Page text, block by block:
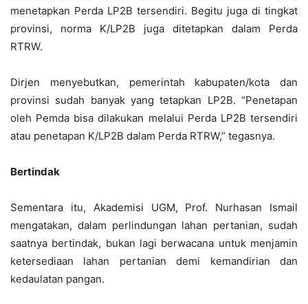
menetapkan Perda LP2B tersendiri. Begitu juga di tingkat
provinsi, norma K/LP2B juga ditetapkan dalam Perda
RTRW.
Dirjen menyebutkan, pemerintah kabupaten/kota dan
provinsi sudah banyak yang tetapkan LP2B. “Penetapan
oleh Pemda bisa dilakukan melalui Perda LP2B tersendiri
atau penetapan K/LP2B dalam Perda RTRW,” tegasnya.
Bertindak
Sementara itu, Akademisi UGM, Prof. Nurhasan Ismail
mengatakan, dalam perlindungan lahan pertanian, sudah
saatnya bertindak, bukan lagi berwacana untuk menjamin
ketersediaan lahan pertanian demi kemandirian dan
kedaulatan pangan.